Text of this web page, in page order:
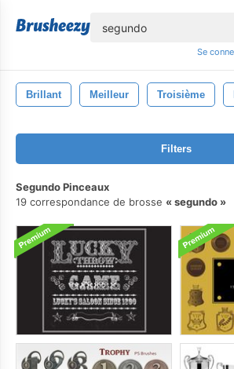
Se
Brillant Meilleur Troisième
Filters
Segundo Pinceaux
19 correspondance de brosse
segundo